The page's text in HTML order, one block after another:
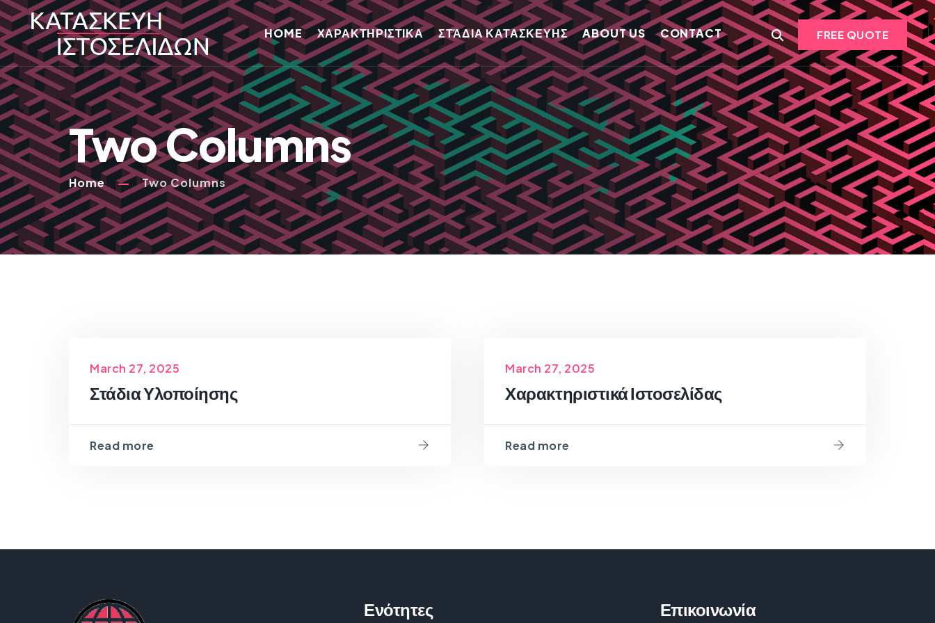
HOME ΧΑΡΑΚΤΗΡΙΣΤΙΚΑ ΣΤΆΔΙΑ ΚΑΤΑΣΚΕΥΗΣ ABOUT US CONTACT FREE QUOTE
Two Columns
Home Two Columns
March 27, 2025
Στάδια Υλοποίησης
Read more
March 27, 2025
Χαρακτηριστικά Ιστοσελίδας
Read more
Ενότητες Επικοινωνία